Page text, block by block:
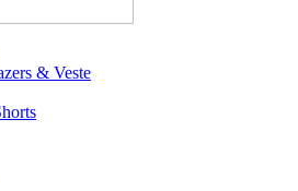
& Veste